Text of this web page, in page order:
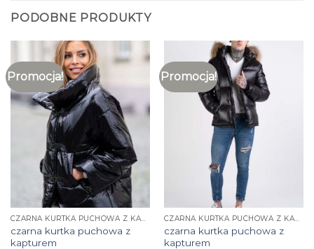
PODOBNE PRODUKTY
Promocja!
CZARNA KURTKA PUCHOWA Z KAPTUREM
czarna kurtka puchowa z
kapturem
Promocja!
CZARNA KURTKA PUCHOWA Z KAPTUREM
czarna kurtka puchowa z
kapturem